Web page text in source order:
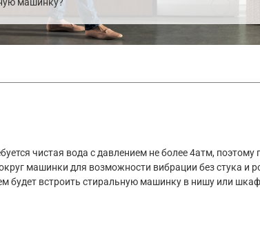
машинку?
чистая вода с давлением не более 4атм,
машинки для возможности вибрации без стука и
встроить стиральную машинку в нишу или